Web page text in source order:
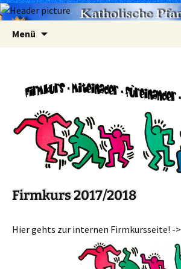
Menü
Firmkurs 2017/2018
Hier gehts zur internen Firmkursseite! ->